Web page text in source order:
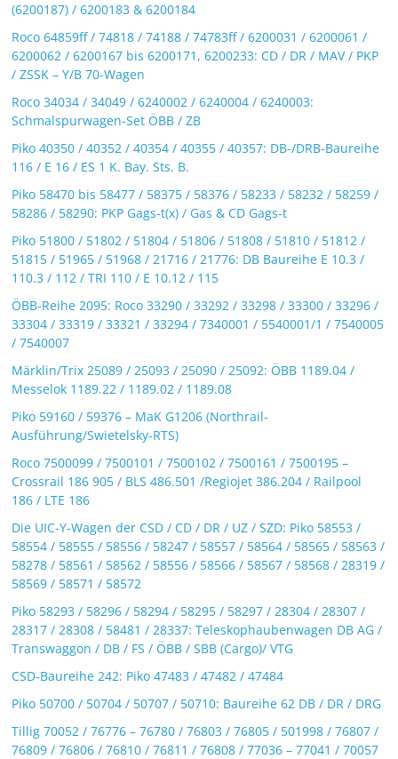
(6200187) / 6200183 & 6200184
Roco 64859ff / 74818 / 74188 / 74783ff / 6200031 / 6200061 /
6200062 / 6200167 bis 6200171, 6200233: CD / DR / MAV / PKP
/ ZSSK – Y/B 70-Wagen
Roco 34034 / 34049 / 6240002 / 6240004 / 6240003:
Schmalspurwagen-Set ÖBB / ZB
Piko 40350 / 40352 / 40354 / 40355 / 40357: DB-/DRB-Baureihe
116 / E 16 / ES 1 K. Bay. Sts. B.
Piko 58470 bis 58477 / 58375 / 58376 / 58233 / 58232 / 58259 /
58286 / 58290: PKP Gags-t(x) / Gas & CD Gags-t
Piko 51800 / 51802 / 51804 / 51806 / 51808 / 51810 / 51812 /
51815 / 51965 / 51968 / 21716 / 21776: DB Baureihe E 10.3 /
110.3 / 112 / TRI 110 / E 10.12 / 115
ÖBB-Reihe 2095: Roco 33290 / 33292 / 33298 / 33300 / 33296 /
33304 / 33319 / 33321 / 33294 / 7340001 / 5540001/1 / 7540005
/ 7540007
Märklin/Trix 25089 / 25093 / 25090 / 25092: ÖBB 1189.04 /
Messelok 1189.22 / 1189.02 / 1189.08
Piko 59160 / 59376 – MaK G1206 (Northrail-
Ausführung/Swietelsky-RTS)
Roco 7500099 / 7500101 / 7500102 / 7500161 / 7500195 –
Crossrail 186 905 / BLS 486.501 /Regiojet 386.204 / Railpool
186 / LTE 186
Die UIC-Y-Wagen der CSD / CD / DR / UZ / SZD: Piko 58553 /
58554 / 58555 / 58556 / 58247 / 58557 / 58564 / 58565 / 58563 /
58278 / 58561 / 58562 / 58556 / 58566 / 58567 / 58568 / 28319 /
58569 / 58571 / 58572
Piko 58293 / 58296 / 58294 / 58295 / 58297 / 28304 / 28307 /
28317 / 28308 / 58481 / 28337: Teleskophaubenwagen DB AG /
Transwaggon / DB / FS / ÖBB / SBB (Cargo)/ VTG
CSD-Baureihe 242: Piko 47483 / 47482 / 47484
Piko 50700 / 50704 / 50707 / 50710: Baureihe 62 DB / DR / DRG
Tillig 70052 / 76776 – 76780 / 76803 / 76805 / 501998 / 76807 /
76809 / 76806 / 76810 / 76811 / 76808 / 77036 – 77041 / 70057